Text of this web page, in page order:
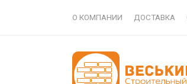
О КОМПАНИИ ДОСТАВКА